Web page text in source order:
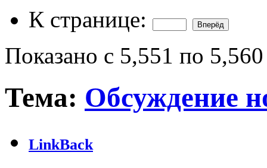
К странице:
Показано с 5,551 по
Тема: Обсуждение
LinkBack